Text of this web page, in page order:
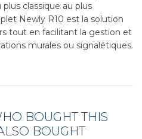
classique au plus
Newly R10 est la solution
tout en facilitant la gestion et
murales ou signalétiques.
BOUGHT THIS
BOUGHT